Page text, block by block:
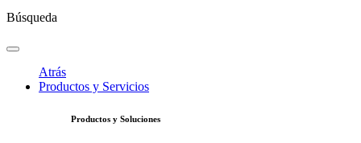
Búsqueda
Atrás
Productos y Servicios
Productos y Soluciones